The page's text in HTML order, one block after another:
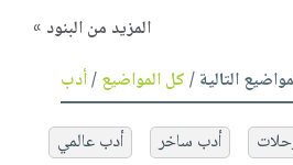
المزيد من البنود »
التالية /كل المواضيع/أدب
أدب ساخر
أدب عالمي